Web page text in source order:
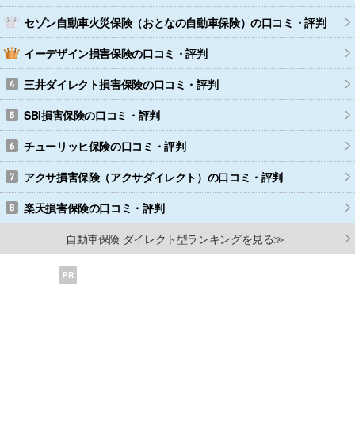
セゾン自動車火災保険（おとなの自動車保険）の口コミ・評判
イーデザイン損害保険の口コミ・評判
三井ダイレクト損害保険の口コミ・評判
SBI損害保険の口コミ・評判
チューリッヒ保険の口コミ・評判
アクサ損害保険（アクサダイレクト） の口コミ・評判
楽天損害保険の口コミ・評判
自動車保険 ダイレクト型ランキングを見る≫
PR